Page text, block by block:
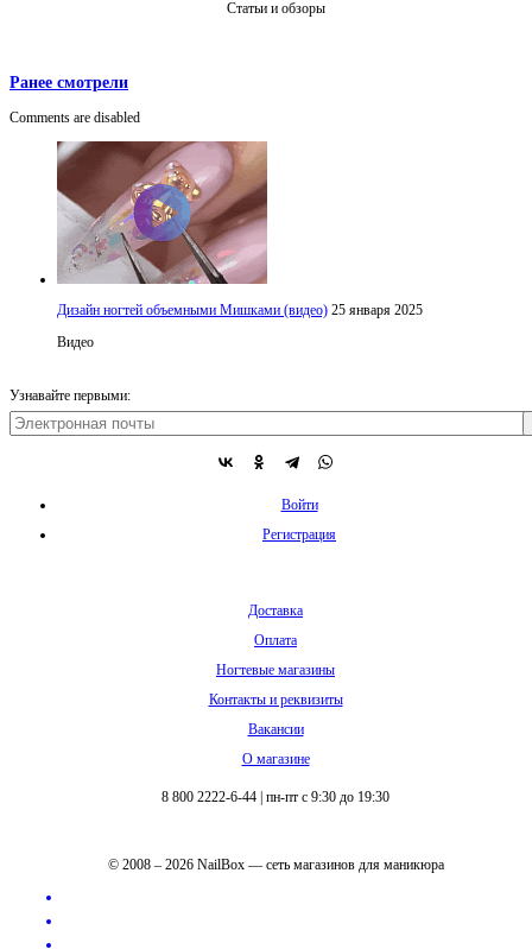
Статьи и обзоры
Ранее смотрели
Comments are disabled
Дизайн ногтей объемными Мишками (видео) 25 января 2025
Видео
Узнавайте первыми:
Войти
Регистрация
Доставка
Оплата
Ногтевые магазины
Контакты и реквизиты
Вакансии
О магазине
8 800 2222-6-44 пн-пт с 9:30 до 19:30
© 2008 – 2026 NailBox — сеть магазинов для маникюра